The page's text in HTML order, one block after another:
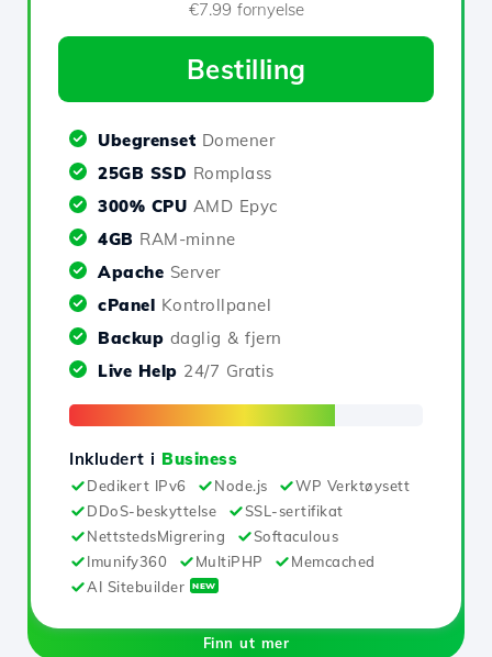
€7.99 fornyelse
Bestilling
Ubegrenset Domener
25GB SSD Romplass
300% CPU AMD Epyc
4GB RAM-minne
Apache Server
cPanel Kontrollpanel
Backup daglig & fjern
Live Help 24/7 Gratis
Inkludert i Business
Dedikert IPv6 Node.js
WP Verktøysett
DDoS-beskyttelse
SSL-sertifikat
NettstedsMigrering
Softaculous
Imunify360
MultiPHP
Memcached
AI Sitebuilder
NEW
Finn ut mer